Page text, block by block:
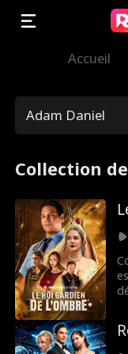
Accueil
Adam Daniel
Collection